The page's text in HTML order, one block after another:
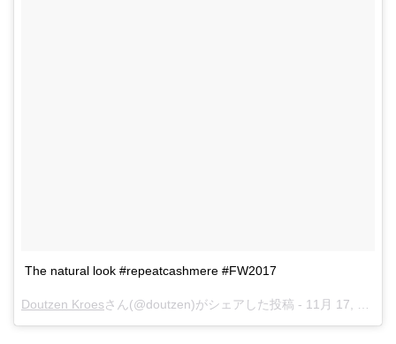
The natural look #repeatcashmere #FW2017
Doutzen Kroesさん(@doutzen)がシェアした投稿 - 11月 17, 2017 at 5:48午前 PST